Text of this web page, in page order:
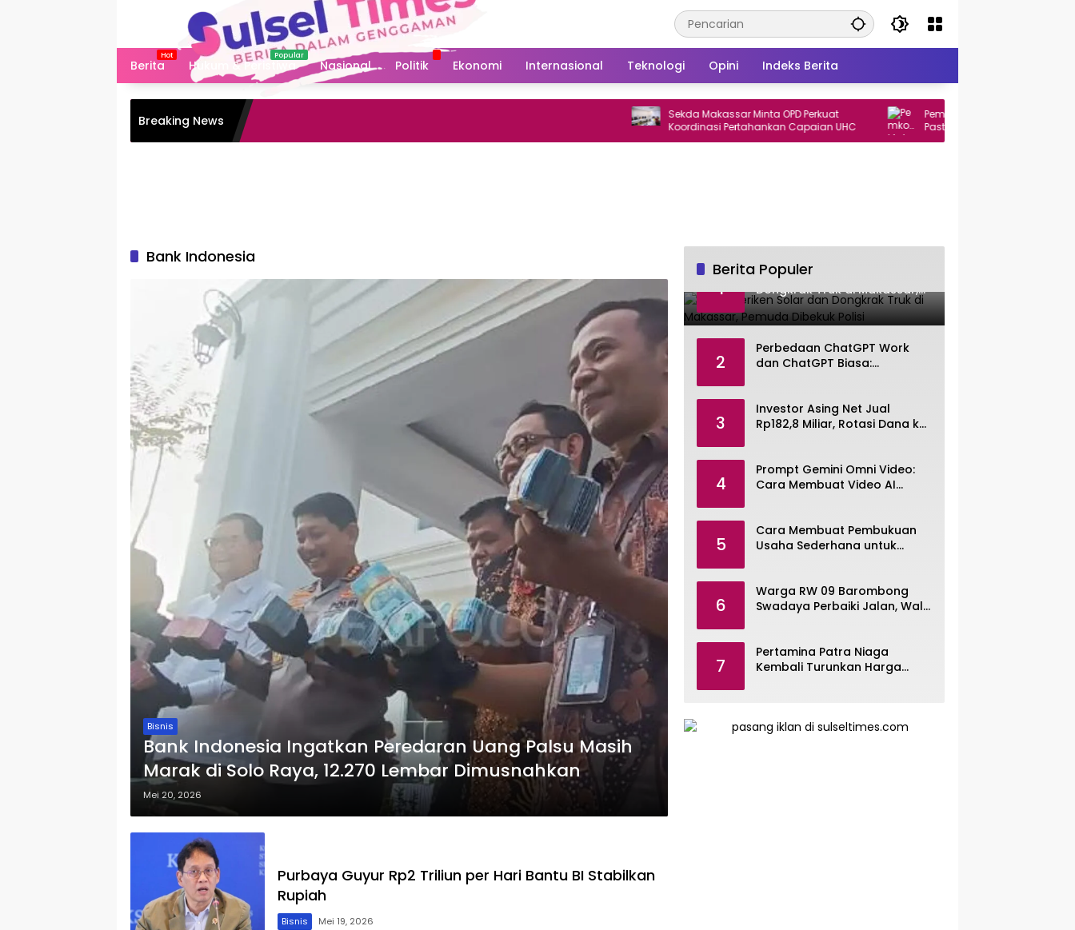
Berita
Hukum & Peristiwa Nasional Politik Ekonomi Internasional Teknologi Opini Indeks Berita
Breaking News
Sekda Makassar Minta OPD Perkuat
Koordinasi Pertahankan Capaian UHC
Pemkot Makassar Gandeng BPKP Sulsel
Pastikan Proyek PSEL Sesuai Regulasi
Bank Indonesia
Bisnis
Bank Indonesia Ingatkan Peredaran Uang Palsu Masih
Marak di Solo Raya, 12.270 Lembar Dimusnahkan
Mei 20, 2026
Purbaya Guyur Rp2 Triliun per Hari Bantu BI Stabilkan
Rupiah
Bisnis Mei 19, 2026
Berita Populer
1
Gasak Jeriken Solar dan
Dongkrak Truk di Makassar,
Pemuda Dibekuk Polisi
2
Perbedaan ChatGPT Work
dan ChatGPT Biasa:
3
Investor Asing Net Jual
Rp182,8 Miliar, Rotasi Dana ke
4
Prompt Gemini Omni Video:
Cara Membuat Video AI
5
Cara Membuat Pembukuan
Usaha Sederhana untuk
6
Warga RW 09 Barombong
Swadaya Perbaiki Jalan, Wali
7
Pertamina Patra Niaga
Kembali Turunkan Harga